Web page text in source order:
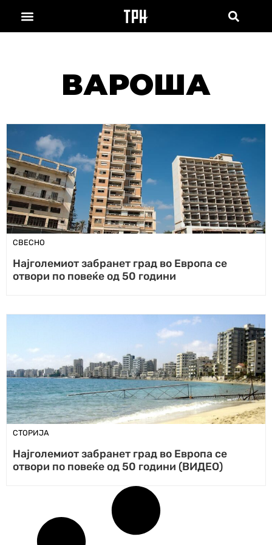
ВАРОША
СВЕСНО
Најголемиот забранет град во Европа се
отвори по повеќе од 50 години
СТОРИЈА
Најголемиот забранет град во Европа се
отвори по повеќе од 50 години (ВИДЕО)